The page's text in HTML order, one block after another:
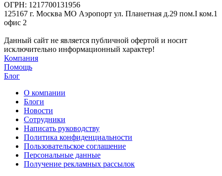
ОГРН: 1217700131956
125167 г. Москва МО Аэропорт ул. Планетная д.29 пом.I ком.1
офис 2
Данный сайт не является публичной офертой и носит
исключительно информационный характер!
Компания
Помощь
Блог
О компании
Блоги
Новости
Сотрудники
Написать руководству
Политика конфиденциальности
Пользовательское соглашение
Персональные данные
Получение рекламных рассылок